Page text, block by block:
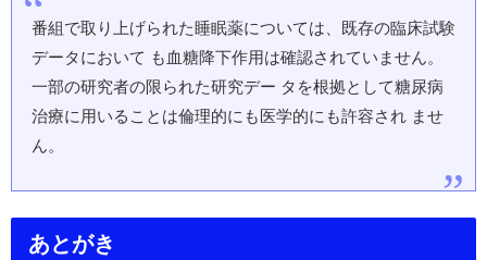
番組で取り上げられた睡眠薬については、既存の臨床試験
データにおいて も⾎糖降下作⽤は確認されていません。
⼀部の研究者の限られた研究デー タを根拠として糖尿病
治療に⽤いることは倫理的にも医学的にも許容され ませ
ん。
あとがき